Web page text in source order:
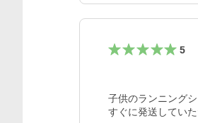
5
子供のランニング
すぐに発送してい